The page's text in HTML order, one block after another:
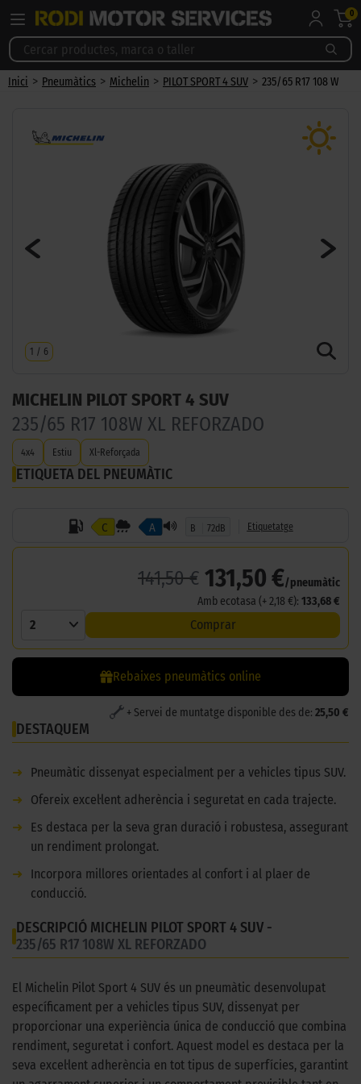
0
Inici > Pneumàtics > Michelin > PILOT SPORT 4 SUV > 235/65 R17 108 W
1 / 6
MICHELIN PILOT SPORT 4 SUV
235/65 R17 108W XL REFORZADO
4x4 Estiu Xl-Reforçada
ETIQUETA DEL PNEUMÀTIC
C A B 72dB Etiquetatge
141,50 € 131,50 €/pneumàtic
Amb ecotasa (+ 2,18 €): 133,68 €
2 Comprar
Rebaixes pneumàtics online
+ Servei de muntatge disponible des de: 25,50 €
DESTAQUEM
➜
Pneumàtic dissenyat especialment per a vehicles tipus SUV.
➜
Ofereix excel·lent adherència i seguretat en cada trajecte.
➜
Es destaca per la seva gran duració i robustesa, assegurant
un rendiment prolongat.
➜
Incorpora millores orientades al confort i al plaer de
conducció.
DESCRIPCIÓ MICHELIN PILOT SPORT 4 SUV -
235/65 R17 108W XL REFORZADO
El Michelin Pilot Sport 4 SUV és un pneumàtic desenvolupat
específicament per a vehicles tipus SUV, dissenyat per
proporcionar una experiència única de conducció que combina
rendiment, seguretat i confort. Aquest model es destaca per la
seva excel·lent adherència en tot tipus de superfícies, garantint